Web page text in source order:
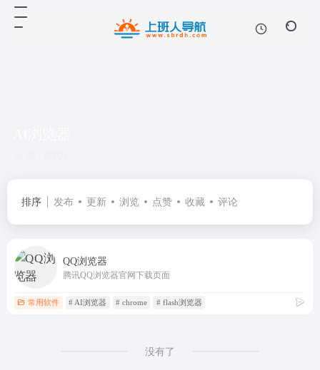
排序 发布 更新 浏览 点赞 收藏 评论
QQ浏览器
腾讯QQ浏览器官网下载页面
常用软件 # AI浏览器 # chrome # flash浏览器
没有了